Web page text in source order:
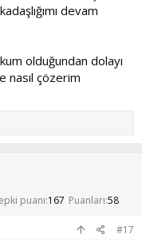
devam
olduğundan dolayı
nasıl çözerim
puanı 167 Puanları 58
#17